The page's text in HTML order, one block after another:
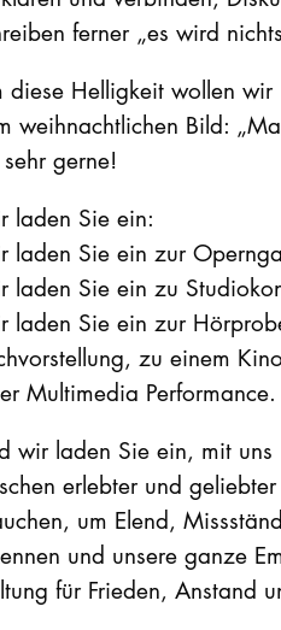
ferner „es wird
diese Helligkeit wollen
weihnachtlichen Bild:
gerne!
laden Sie ein:
laden Sie ein zur
laden Sie ein zu
laden Sie ein zur
zu einem
Multimedia Performance.
wir laden Sie ein, mit
erlebter und
um Elend,
und unsere ganze
für Frieden, Anstand